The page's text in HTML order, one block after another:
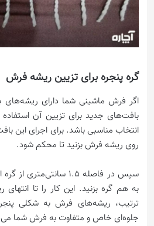
گره پنجره برای تزیین ریشه فرش
اگر فرش ماشینی شما دارای ریشه‌های
بافت‌های جدید برای تزیین آن استفاده
انتخاب مناسبی باشد. برای اجرای این
روی ریشه فرش بزنید تا محکم شود.
به هم گره بزنید. این کار را تا
ترتیب، ریشه‌های فرش به شکلی
جلوه‌ای خاص و متفاوت به فرش شما